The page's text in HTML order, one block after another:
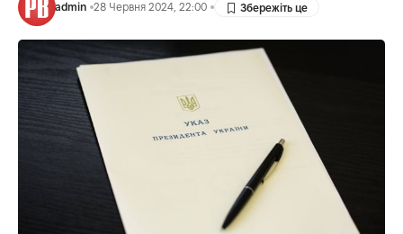
admin 28 Червня 2024, 22:00